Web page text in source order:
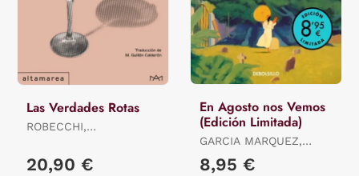
Las Verdades Rotas
ROBECCHI,
20,90 €
En Agosto nos Vemos
(Edición Limitada)
GARCIA MARQUEZ,
GABRIEL
8,95 €